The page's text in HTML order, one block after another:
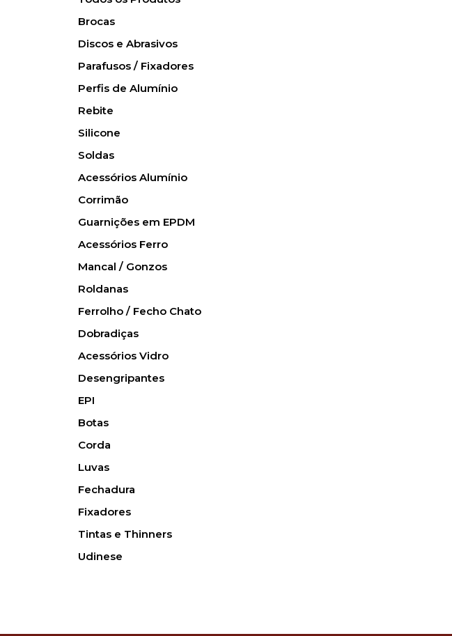
Brocas
Discos e Abrasivos
Parafusos / Fixadores
Perfis de Alumínio
Rebite
Silicone
Soldas
Acessórios Alumínio
Corrimão
Guarnições em EPDM
Acessórios Ferro
Mancal / Gonzos
Roldanas
Ferrolho / Fecho Chato
Dobradiças
Acessórios Vidro
Desengripantes
EPI
Botas
Corda
Luvas
Fechadura
Fixadores
Tintas e Thinners
Udinese